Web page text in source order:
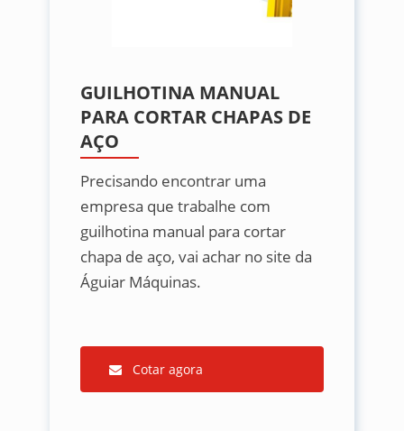
GUILHOTINA MANUAL
PARA CORTAR CHAPAS DE
AÇO
Precisando encontrar uma
empresa que trabalhe com
guilhotina manual para cortar
chapa de aço, vai achar no site da
Águiar Máquinas.
Cotar agora